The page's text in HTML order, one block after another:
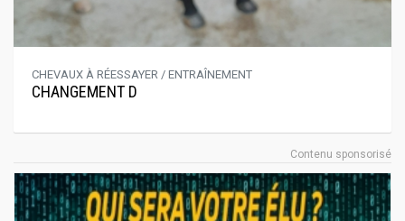
CHEVAUX À RÉESSAYER / ENTRAÎNEMENT
CHANGEMENT D
Contenu sponsorisé